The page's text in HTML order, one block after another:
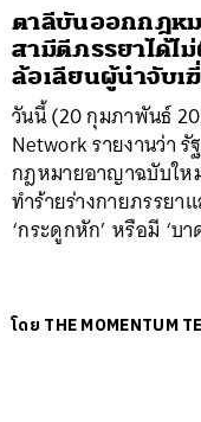
ตาลีบันออกกฎห
สามีตีภรรยาได้ไ
ล้อเลียนผู้นำจับเ
วันนี้ (20 กุมภาพันธ์
Network รายงานว่า
กฎหมายอาญาฉบับให
ทำร้ายร่างกายภรรยา
‘กระดูกหัก’ หรือมี ‘บ
โดย THE MOMENTUM